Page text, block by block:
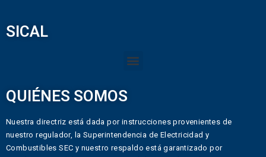
SICAL
QUIÉNES SOMOS
Nuestra directriz está dada por instrucciones provenientes de
nuestro regulador, la Superintendencia de Electricidad y
Combustibles SEC y nuestro respaldo está garantizado por